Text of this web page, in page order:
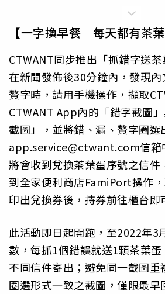
【一字換早餐 每天都有茶葉
CTWANT同步推出「抓錯字送
在新聞發佈後30分鐘內，發現內
贅字時，請用手機操作，擷取
CTWANT App內的「錯字截圖
截圖」，並將錯、漏、贅字圈
app.service@ctwant.com信箱
將會收到兌換茶葉蛋序號之信件
到全家便利商店FamiPort操作
印出兌換券後，持券前往櫃台即
此活動即日起開跑，至2022年3
數，每抓1個錯誤就送1顆茶葉
不同信件寄出；避免同一截圖重
圈選形式一致之截圖，僅限最